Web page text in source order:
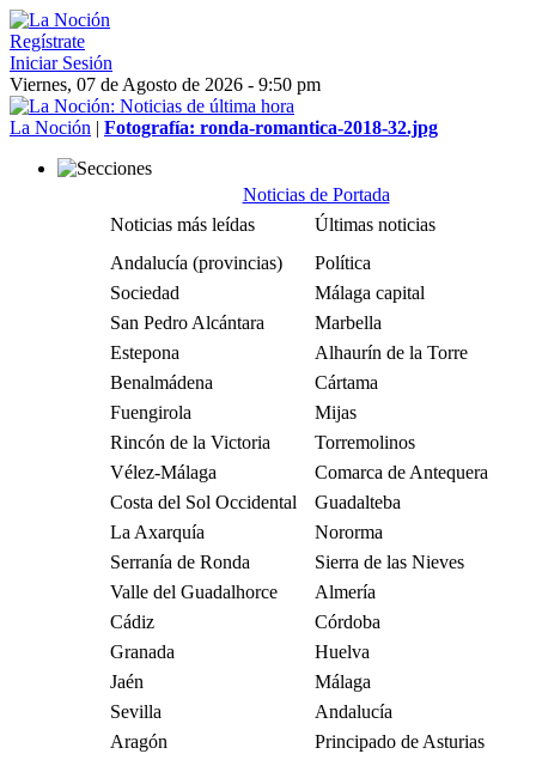
Regístrate
Iniciar Sesión
Viernes, 07 de Agosto de 2026 - 9:50 pm
La Noción | Fotografía: ronda-romantica-2018-32.jpg
Noticias de Portada
Noticias más leídas
Últimas noticias
Andalucía (provincias)
Política
Sociedad
Málaga capital
San Pedro Alcántara
Marbella
Estepona
Alhaurín de la Torre
Benalmádena
Cártama
Fuengirola
Mijas
Rincón de la Victoria
Torremolinos
Vélez-Málaga
Comarca de Antequera
Costa del Sol Occidental
Guadalteba
La Axarquía
Nororma
Serranía de Ronda
Sierra de las Nieves
Valle del Guadalhorce
Almería
Cádiz
Córdoba
Granada
Huelva
Jaén
Málaga
Sevilla
Andalucía
Aragón
Principado de Asturias